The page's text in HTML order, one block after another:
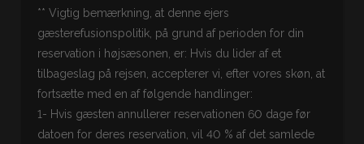
** Vigtig bemærkning, at denne ejers
gæsterefusionspolitik, på grund af perioden for din
reservation i højsæsonen, er: Hvis du lider af et
tilbageslag på rejsen, accepterer vi, efter vores skøn, at
fortsætte med en af følgende handlinger:
1- Hvis gæsten annullerer reservationen 60 dage før
datoen for deres reservation, vil 40 % af det samlede